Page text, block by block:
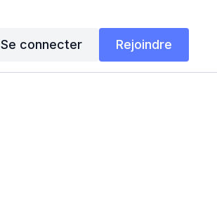
Se connecter Rejoindre